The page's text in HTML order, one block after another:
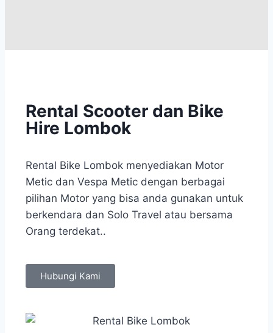
Rental Scooter dan Bike
Hire Lombok
Rental Bike Lombok menyediakan Motor
Metic dan Vespa Metic dengan berbagai
pilihan Motor yang bisa anda gunakan untuk
berkendara dan Solo Travel atau bersama
Orang terdekat..
Hubungi Kami